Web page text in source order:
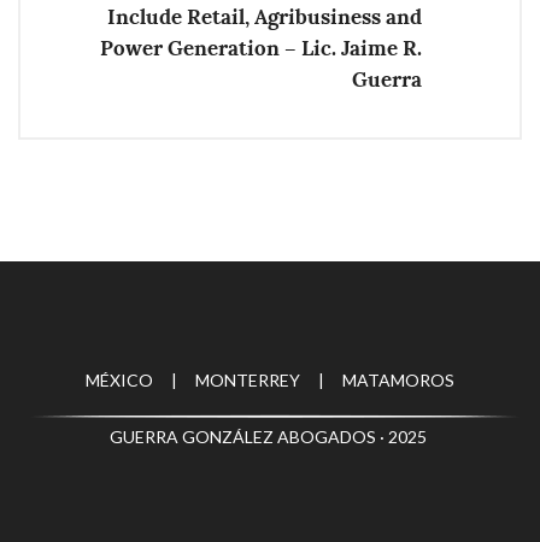
Include Retail, Agribusiness and
Power Generation – Lic. Jaime R.
Guerra
MÉXICO | MONTERREY | MATAMOROS
GUERRA GONZÁLEZ ABOGADOS · 2025